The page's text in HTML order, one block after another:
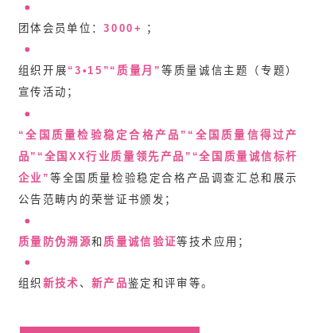
团体会员单位：3000+ ；
组织开展“3•15”“质量月”等质量诚信主题（专题）
宣传活动；
“全国质量检验稳定合格产品”“全国质量信得过产
品”“全国XX行业质量领先产品”“全国质量诚信标杆
企业”等全国质量检验稳定合格产品调查汇总和展示
公告范畴内的荣誉证书颁发；
质量防伪溯源和 质量诚信验证等技术应用；
组织 新技术、 新产品鉴定和评审等。